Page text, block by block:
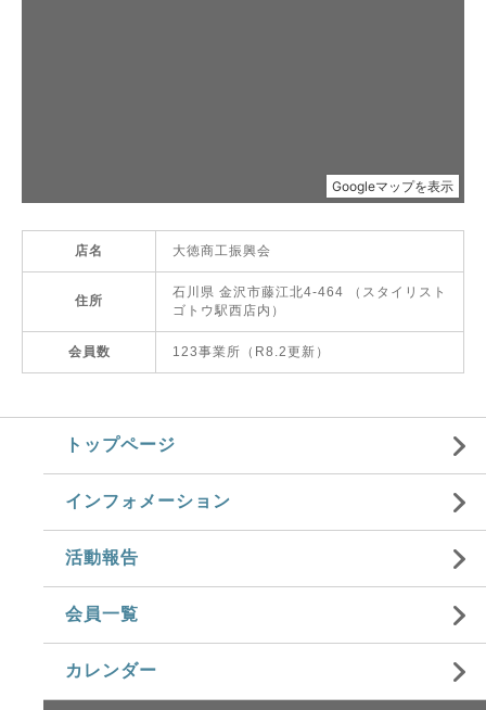
店名 大徳商工振興会
住所
石川県 金沢市藤江北4-464 （スタイリスト
ゴトウ駅西店内）
会員数 123事業所（R8.2更新）
トップページ
インフォメーション
活動報告
会員一覧
カレンダー